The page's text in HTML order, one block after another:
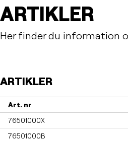
ARTIKLER
Her finder du information
ARTIKLER
Art. nr
76501000X
76501000B